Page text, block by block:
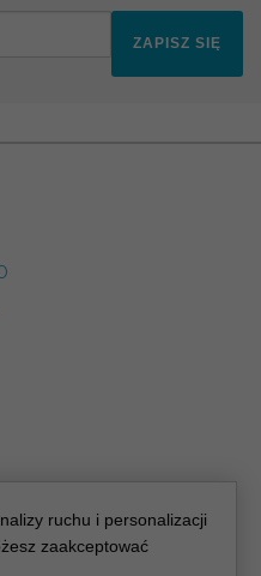
ZAPISZ SIĘ
ruchu i personalizacji
zaakceptować